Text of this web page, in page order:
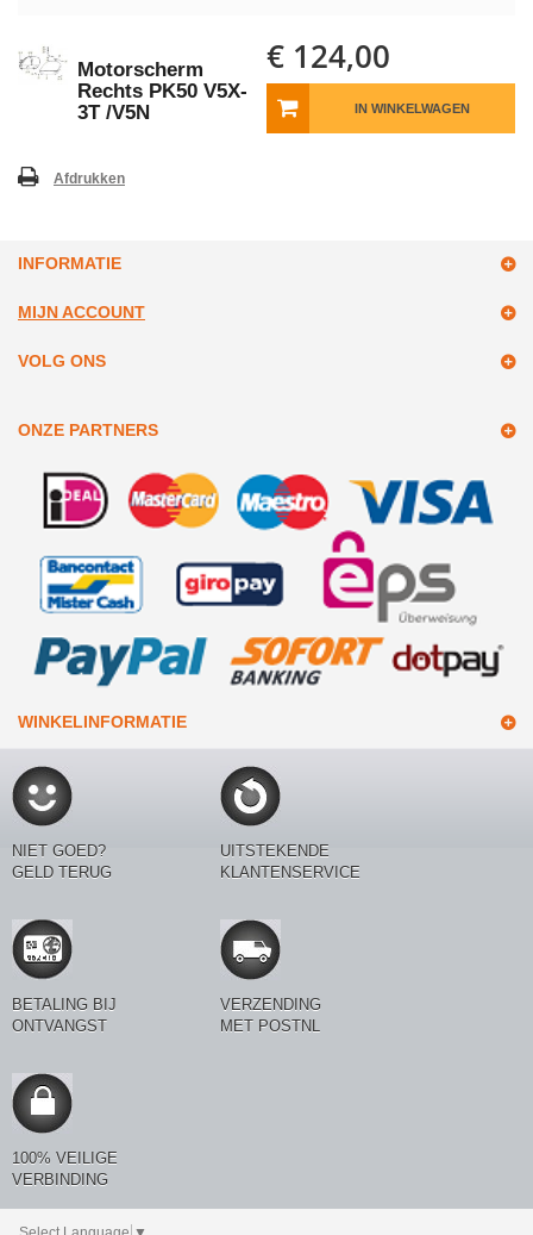
Motorscherm
Rechts PK50 V5X-
3T /V5N
€ 124,00
IN WINKELWAGEN
Afdrukken
INFORMATIE
MIJN ACCOUNT
VOLG ONS
ONZE PARTNERS
WINKELINFORMATIE
NIET GOED?
GELD TERUG
UITSTEKENDE
KLANTENSERVICE
BETALING BIJ
ONTVANGST
VERZENDING
MET POSTNL
100% VEILIGE
VERBINDING